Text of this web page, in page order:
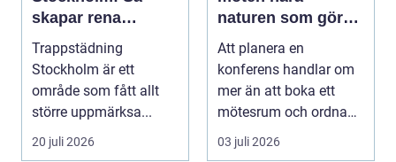
skapar rena
trapphus tryggare
boendemiljöer
Trappstädning
Stockholm är ett
område som fått allt
större uppmärksa...
20 juli 2026
naturen som gör
skillnad
Att planera en
konferens handlar om
mer än att boka ett
mötesrum och ordna
fika. För många företag
03 juli 2026